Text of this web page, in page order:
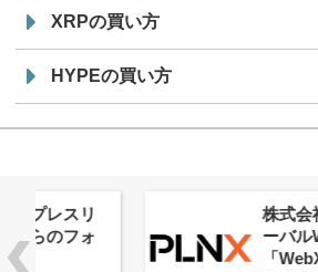
XRPの買い方
HYPEの買い方
株式会社PlnX、ア
ーバルWeb3カンフ
「WebX2026」と